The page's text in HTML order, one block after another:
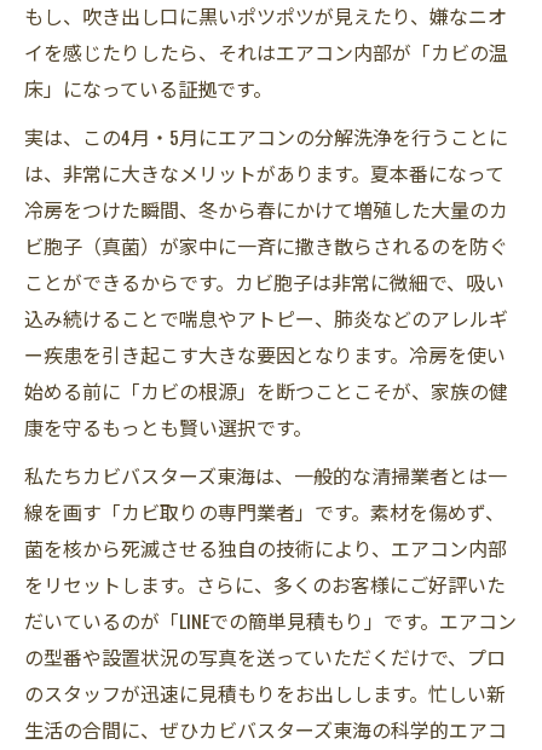
もし、吹き出し口に黒いポツポツが見えたり、嫌なニオ
イを感じたりしたら、それはエアコン内部が「カビの温
床」になっている証拠です。
実は、この4月・5月にエアコンの分解洗浄を行うことに
は、非常に大きなメリットがあります。夏本番になって
冷房をつけた瞬間、冬から春にかけて増殖した大量のカ
ビ胞子（真菌）が家中に一斉に撒き散らされるのを防ぐ
ことができるからです。カビ胞子は非常に微細で、吸い
込み続けることで喘息やアトピー、肺炎などのアレルギ
ー疾患を引き起こす大きな要因となります。冷房を使い
始める前に「カビの根源」を断つことこそが、家族の健
康を守るもっとも賢い選択です。
私たちカビバスターズ東海は、一般的な清掃業者とは一
線を画す「カビ取りの専門業者」です。素材を傷めず、
菌を核から死滅させる独自の技術により、エアコン内部
をリセットします。さらに、多くのお客様にご好評いた
だいているのが「LINEでの簡単見積もり」です。エアコン
の型番や設置状況の写真を送っていただくだけで、プロ
のスタッフが迅速に見積もりをお出しします。忙しい新
生活の合間に、ぜひカビバスターズ東海の科学的エアコ